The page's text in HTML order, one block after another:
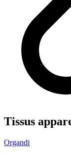
Tissus
Organdi